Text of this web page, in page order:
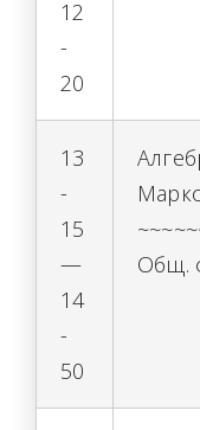
12
-
20
13
-
15
—
14
-
50
Общ.